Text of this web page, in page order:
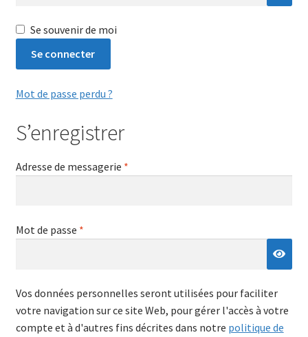
Newsletter
Nous Contacter
Panier
Qui sommes-nous ?
Soutien à Philippe Randa
Se souvenir de moi
Se connecter
Mot de passe perdu ?
S’enregistrer
Adresse de messagerie *Obligatoire
Mot de passe *Obligatoire
Vos données personnelles seront utilisées pour faciliter
votre navigation sur ce site Web, pour gérer l'accès à votre
compte et à d'autres fins décrites dans notre politique de